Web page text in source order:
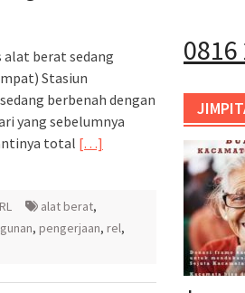
berat sedang
Stasiun
berbenah dengan
yang sebelumnya
total […]
alat berat,
, pengerjaan, rel,
0816